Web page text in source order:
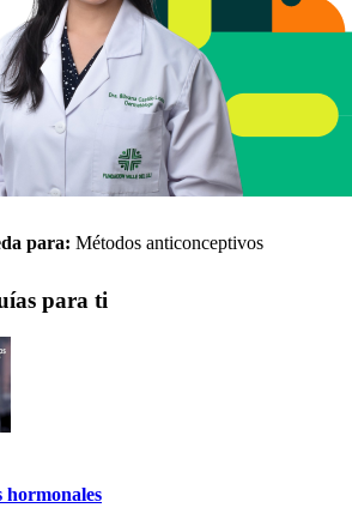
para: Métodos anticonceptivos
para ti
hormonales